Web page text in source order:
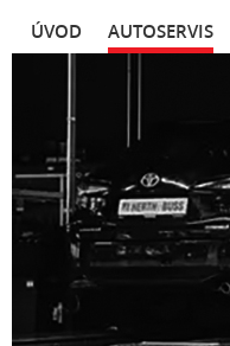
ÚVOD AUTOSERVIS